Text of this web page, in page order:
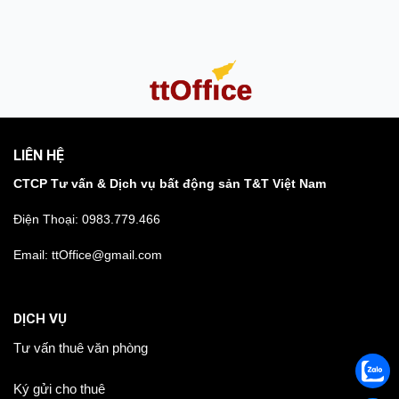
LIÊN HỆ
CTCP Tư vấn & Dịch vụ bất động sản T&T Việt Nam
Điện Thoại: 0983.779.466
Email: ttOffice@gmail.com
DỊCH VỤ
Tư vấn thuê văn phòng
Ký gửi cho thuê